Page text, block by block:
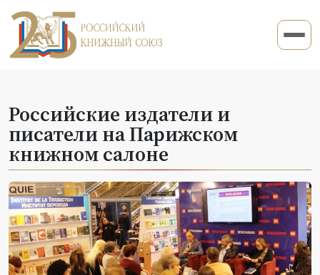
Российские издатели и
писатели на Парижском
книжном салоне